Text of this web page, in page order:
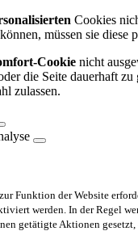
Cookies
müssen sie diese
Cookie nicht
die Seite dauerhaft zu
zulassen.
Funktion der Website
werden. In der Regel
getätigte Aktionen